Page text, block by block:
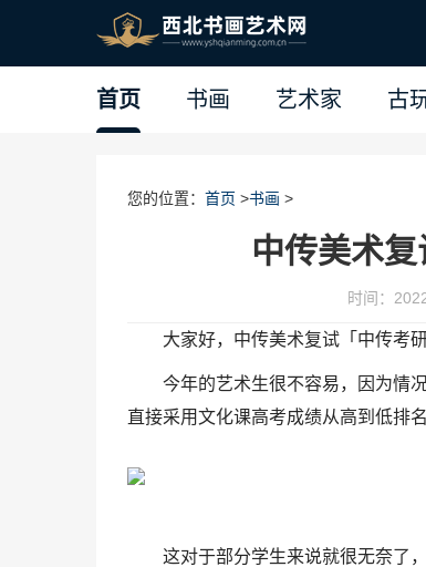
首页 书画 艺术家 古
您的位置： 首页 >书画 >
中传美术复
时间：
大家好，中传美术复试「中传考
今年的艺术生很不容易，因为情
直接采用文化课高考成绩从高到低排名
这对于部分学生来说就很无奈了